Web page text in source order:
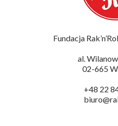
Fundacja
al.
02-665
+48 22